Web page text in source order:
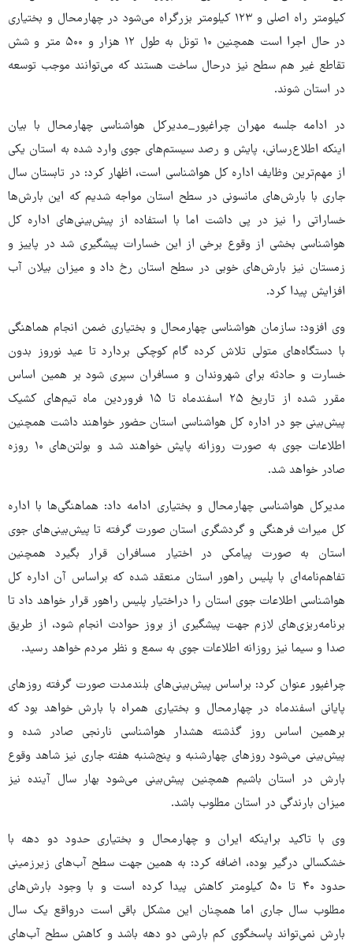
کیلومتر راه اصلی و ۱۲۳ کیلومتر بزرگراه می‌شود در چهارمحال و بختیاری
در حال اجرا است همچنین ۱۰ تونل به طول ۱۲ هزار و ۵۰۰ متر و شش
تقاطع غیر هم سطح نیز درحال ساخت هستند که می‌توانند موجب توسعه
در استان شوند.
در ادامه جلسه مهران چراغپور_مدیرکل هواشناسی چهارمحال با بیان
اینکه اطلاع‌رسانی، پایش و رصد سیستم‌های جوی وارد شده به استان یکی
از مهم‌ترین وظایف اداره کل هواشناسی است، اظهار کرد: در تابستان سال
جاری با بارش‌های مانسونی در سطح استان مواجه شدیم که این بارش‌ها
خساراتی را نیز در پی داشت اما با استفاده از پیش‌بینی‌های اداره‌ کل
هواشناسی بخشی از وقوع برخی از این خسارات پیشگیری شد در پاییز و
زمستان نیز بارش‌های خوبی در سطح استان رخ داد و میزان بیلان آب
افزایش پیدا کرد.
وی افزود: سازمان هواشناسی چهارمحال و بختیاری ضمن انجام هماهنگی
با دستگاه‌های متولی تلاش کرده گام کوچکی بردارد تا عید نوروز بدون
خسارت و حادثه برای شهروندان و مسافران سپری شود بر همین اساس
مقرر شده از تاریخ ۲۵ اسفندماه تا ۱۵ فروردین ماه تیم‌های کشیک
پیش‌بینی جو در اداره کل هواشناسی استان حضور خواهند داشت همچنین
اطلاعات جوی به صورت روزانه پایش خواهند شد و بولتن‌های ۱۰ روزه
صادر خواهد شد.
مدیرکل هواشناسی چهارمحال و بختیاری ادامه داد: هماهنگی‌ها با اداره
کل میراث فرهنگی و گردشگری استان صورت گرفته تا پیش‌بینی‌های جوی
استان به صورت پیامکی در اختیار مسافران قرار بگیرد همچنین
تفاهم‌نامه‌ای با پلیس راهور استان منعقد شده که براساس آن اداره کل
هواشناسی اطلاعات جوی استان را دراختیار پلیس راهور قرار خواهد داد تا
برنامه‌ریزی‌های لازم جهت پیشگیری از بروز حوادث انجام شود، از طریق
صدا و سیما نیز روزانه اطلاعات جوی به سمع و نظر مردم خواهد رسید.
چراغپور عنوان کرد: براساس پیش‌بینی‌های بلندمدت صورت گرفته روزهای
پایانی اسفندماه در چهارمحال و بختیاری همراه با بارش خواهد بود که
برهمین اساس روز گذشته هشدار هواشناسی نارنجی صادر شده و
پیش‌بینی می‌شود روزهای چهارشنبه و پنج‌شنبه هفته جاری نیز شاهد وقوع
بارش در استان باشیم همچنین پیش‌بینی می‌شود بهار سال آینده نیز
میزان بارندگی در استان مطلوب باشد.
وی با تاکید براینکه ایران و چهارمحال و بختیاری حدود دو دهه با
خشکسالی درگیر بوده، اضافه کرد: به همین جهت سطح آب‌های زیرزمینی
حدود ۴۰ تا ۵۰ کیلومتر کاهش پیدا کرده است و با وجود بارش‌های
مطلوب سال جاری اما همچنان این مشکل باقی است درواقع یک سال
بارش نمی‌تواند پاسخگوی کم بارشی دو دهه باشد و کاهش سطح آب‌های